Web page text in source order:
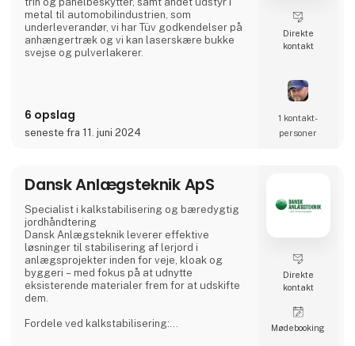
metal til automobilindustrien, som
underleverandør, vi har Tüv godkendelser på
anhængertræk og vi kan laserskære bukke
svejse og pulverlakerer.
6 opslag
seneste fra 11. juni 2024
Direkte
kontakt
1 kontakt­
personer
Dansk Anlægsteknik ApS
Specialist i kalkstabilisering og bæredygtig
jordhåndtering
Dansk Anlægsteknik leverer effektive
løsninger til stabilisering af lerjord i
anlægsprojekter inden for veje, kloak og
byggeri – med fokus på at udnytte
eksisterende materialer frem for at udskifte
dem.
Fordele ved kalkstabilisering:
Direkte
kontakt
Møde­booking